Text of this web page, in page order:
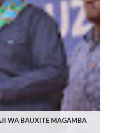
WA BAUXITE MAGAMBA